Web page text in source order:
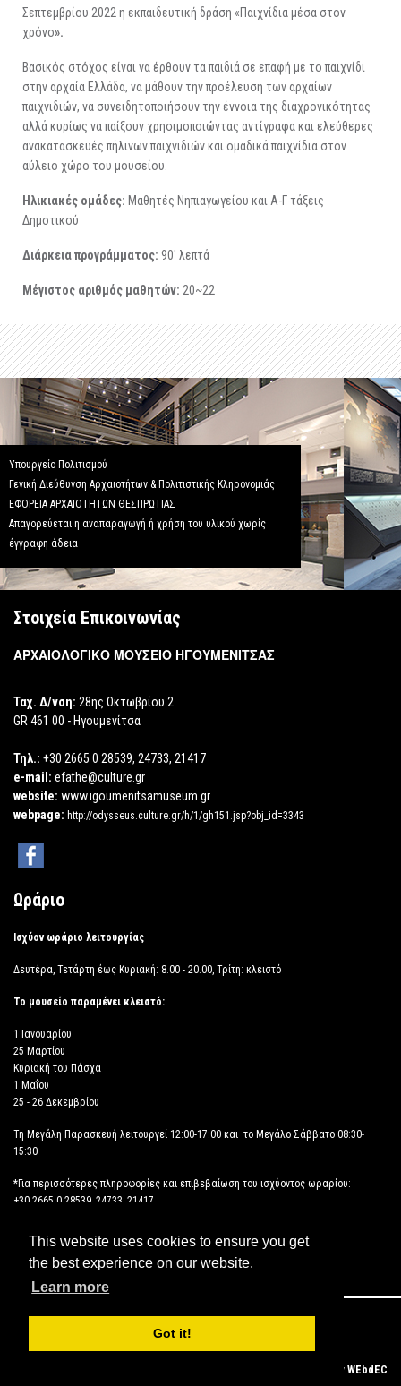
This website uses cookies to ensure you get
the best experience on our website.
Learn more
Got it!
Σεπτεμβρίου 2022 η εκπαιδευτική δράση «Παιχνίδια μέσα στον
χρόνο».
Βασικός στόχος είναι να έρθουν τα παιδιά σε επαφή με το παιχνίδι
στην αρχαία Ελλάδα, να μάθουν την προέλευση των αρχαίων
παιχνιδιών, να συνειδητοποιήσουν την έννοια της διαχρονικότητας
αλλά κυρίως να παίξουν χρησιμοποιώντας αντίγραφα και ελεύθερες
ανακατασκευές πήλινων παιχνιδιών και ομαδικά παιχνίδια στον
αύλειο χώρο του μουσείου.
Ηλικιακές ομάδες: Μαθητές Νηπιαγωγείου και Α-Γ τάξεις
Δημοτικού
Διάρκεια προγράμματος: 90' λεπτά
Μέγιστος αριθμός μαθητών: 20~22
Υπουργείο Πολιτισμού
Γενική Διεύθυνση Αρχαιοτήτων & Πολιτιστικής Κληρονομιάς
ΕΦΟΡΕΙΑ ΑΡΧΑΙΟΤΗΤΩΝ ΘΕΣΠΡΩΤΙΑΣ
Απαγορεύεται η αναπαραγωγή ή χρήση του υλικού χωρίς
έγγραφη άδεια
Στοιχεία Επικοινωνίας
ΑΡΧΑΙΟΛΟΓΙΚΟ ΜΟΥΣΕΙΟ ΗΓΟΥΜΕΝΙΤΣΑΣ
Ταχ. Δ/νση: 28ης Οκτωβρίου 2
GR 461 00 - Ηγουμενίτσα
Τηλ.: +30 2665 0 28539, 24733, 21417
e-mail: efathe@culture.gr
website: www.igoumenitsamuseum.gr
webpage: http://odysseus.culture.gr/h/1/gh151.jsp?obj_id=3343
Ωράριο
Ισχύον ωράριο λειτουργίας
Δευτέρα, Τετάρτη έως Κυριακή: 8.00 - 20.00, Τρίτη: κλειστό
Το μουσείο παραμένει κλειστό:
1 Ιανουαρίου
25 Μαρτίου
Κυριακή του Πάσχα
1 Μαΐου
25 - 26 Δεκεμβρίου
Τη Μεγάλη Παρασκευή λειτουργεί 12:00-17:00 και το Μεγάλο Σάββατο 08:30-
15:30
*Για περισσότερες πληροφορίες και επιβεβαίωση του ισχύοντος ωραρίου:
+30 2665 0 28539, 24733, 21417
ΔΗΛΩΣΗ ΠΡΟΣΒΑΣΙΜΟΤΗΤΑΣ
Copyright © 2026 ΑΡΧΑΙΟΛΟΓΙΚΟ ΜΟΥΣΕΙΟ ΗΓΟΥΜΕΝΙΤΣΑΣ
Powered by WEbdEC